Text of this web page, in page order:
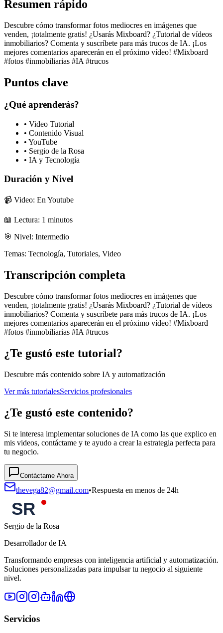
Resumen rápido
Descubre cómo transformar fotos mediocres en imágenes que
venden, ¡totalmente gratis! ¿Usarás Mixboard? ¿Tutorial de vídeos
inmobiliarios? Comenta y suscríbete para más trucos de IA. ¡Los
mejores comentarios aparecerán en el próximo vídeo! #Mixboard
#fotos #inmobiliarias #IA #trucos
Puntos clave
¿Qué aprenderás?
• Video Tutorial
• Contenido Visual
• YouTube
• Sergio de la Rosa
• IA y Tecnología
Duración y Nivel
📹 Video: En Youtube
📖 Lectura: 1 minutos
🎯 Nivel: Intermedio
Temas: Tecnología, Tutoriales, Video
Transcripción completa
Descubre cómo transformar fotos mediocres en imágenes que
venden, ¡totalmente gratis! ¿Usarás Mixboard? ¿Tutorial de vídeos
inmobiliarios? Comenta y suscríbete para más trucos de IA. ¡Los
mejores comentarios aparecerán en el próximo vídeo! #Mixboard
#fotos #inmobiliarias #IA #trucos
¿Te gustó este tutorial?
Descubre más contenido sobre IA y automatización
Ver más tutorialesServicios profesionales
¿Te gustó este contenido?
Si te interesa implementar soluciones de IA como las que explico en
mis videos, contáctame y te ayudo a crear la estrategia perfecta para
tu negocio.
Contáctame Ahora
thevega82@gmail.com•Respuesta en menos de 24h
Sergio de la Rosa
Desarrollador de IA
Transformando empresas con inteligencia artificial y automatización.
Soluciones personalizadas para impulsar tu negocio al siguiente
nivel.
Servicios